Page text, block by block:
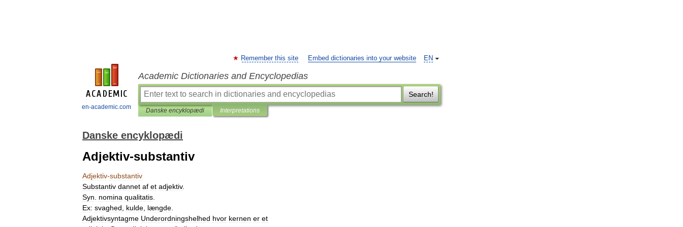
en-academic.com
EN
Remember this site Embed dictionaries into your website
Academic Dictionaries and Encyclopedias
Search!
Danske encyklopædi Interpretations
Danske encyklopædi
Adjektiv-substantiv
Adjektiv-substantiv
Substantiv dannet af et adjektiv.
Syn
nomina qualitatis
Ex: svaghed kulde længde
Adjektivsyntagme Underordningshelhed hvor kernen er et